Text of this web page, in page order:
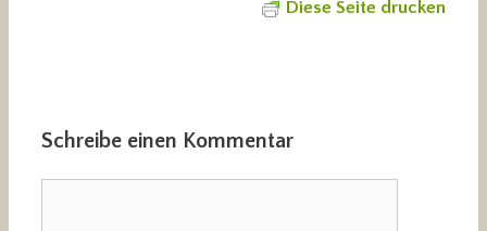
Diese Seite drucken
Schreibe einen Kommentar